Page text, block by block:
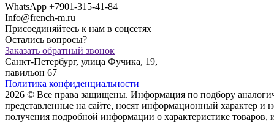
WhatsApp +7901-315-41-84
Info@french-m.ru
Присоединяйтесь к нам в соцсетях
Остались вопросы?
Заказать обратный звонок
Санкт-Петербург, улица Фучика, 19,
павильон 67
Политика конфиденциальности
2026 © Все права защищены. Информация по подбору
представленные на сайте, носят информационный характер и
пoлучения подрoбной инфoрмации о харaктеристике